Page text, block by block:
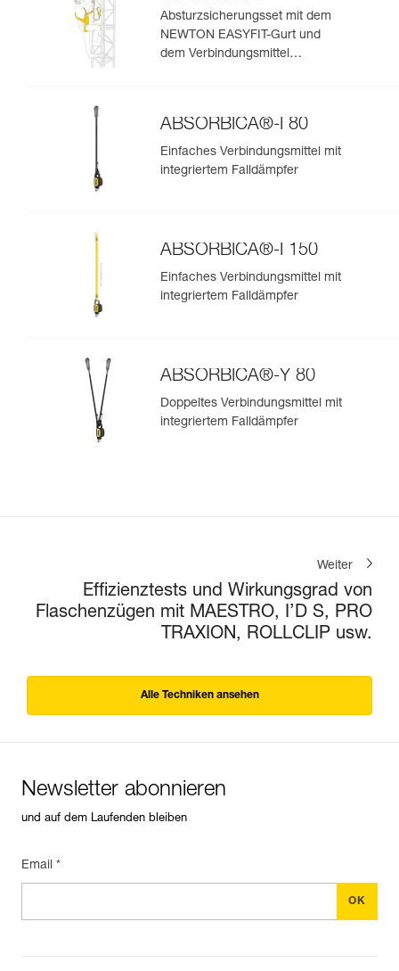
ARREST KIT
Absturzsicherungsset mit dem
NEWTON EASYFIT-Gurt und
dem Verbindungsmittel
ABSORBICA®-I 80
Einfaches Verbindungsmittel mit
integriertem Falldämpfer
ABSORBICA®-I 150
Einfaches Verbindungsmittel mit
integriertem Falldämpfer
ABSORBICA®-Y 80
Doppeltes Verbindungsmittel mit
integriertem Falldämpfer
Weiter
Effizienztests und Wirkungsgrad von
Flaschenzügen mit MAESTRO, I’D S, PRO
TRAXION, ROLLCLIP usw.
Alle Techniken ansehen
Newsletter abonnieren
und auf dem Laufenden bleiben
Email *